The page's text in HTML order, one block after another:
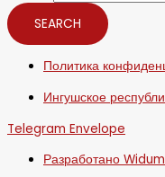
SEARCH
Политика
Ингушское
Telegram Envelope
Разработано Widum